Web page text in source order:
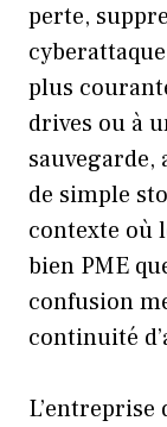
perte,
plus
drives ou à
sauvegarde,
de simple
contexte où
bien PME
confusion
continuité